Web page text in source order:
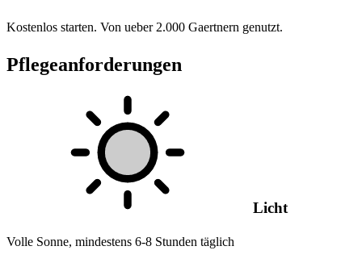
Kostenlos starten. Von ueber 2.000 Gaertnern genutzt.
Pflegeanforderungen
Licht
Volle Sonne, mindestens 6-8 Stunden täglich